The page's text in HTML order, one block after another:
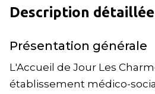
Description détaillée
Présentation générale
L'Accueil de Jour Les
établissement médico-